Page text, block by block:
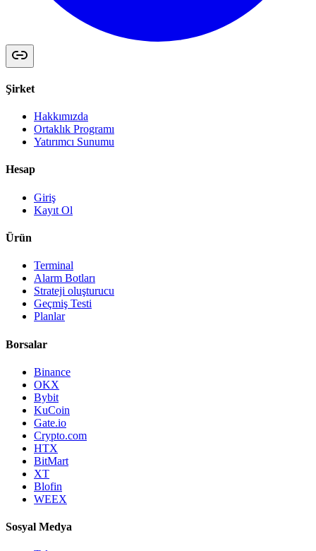
Şirket
Hakkımızda
Ortaklık Programı
Yatırımcı Sunumu
Hesap
Giriş
Kayıt Ol
Ürün
Terminal
Alarm Botları
Strateji oluşturucu
Geçmiş Testi
Planlar
Borsalar
Binance
OKX
Bybit
KuCoin
Gate.io
Crypto.com
HTX
BitMart
XT
Blofin
WEEX
Sosyal Medya